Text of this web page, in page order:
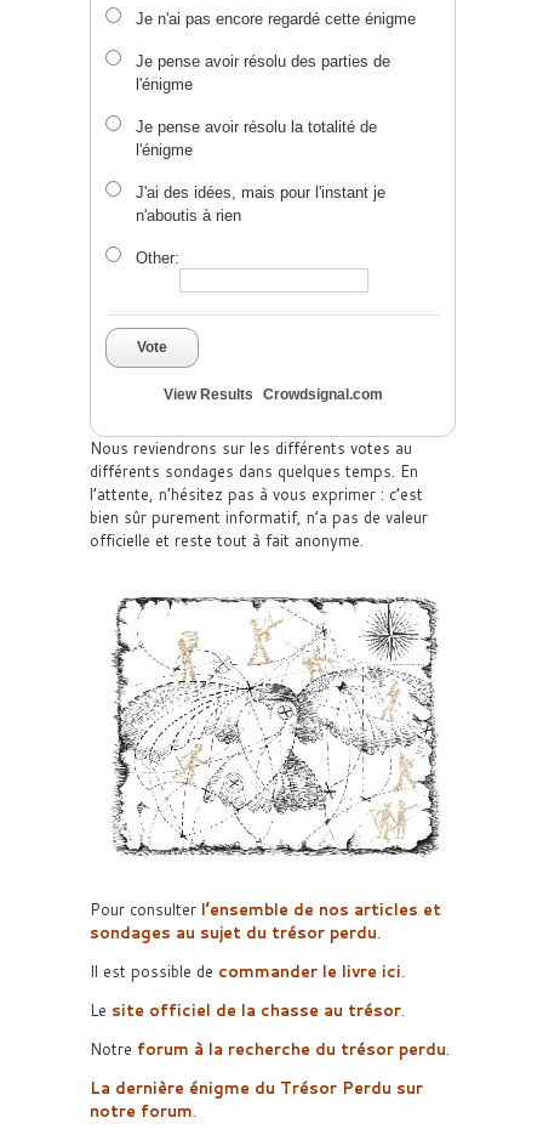
Je n'ai pas encore regardé cette énigme
Je pense avoir résolu des parties de
l'énigme
Je pense avoir résolu la totalité de
l'énigme
J'ai des idées, mais pour l'instant je
n'aboutis à rien
Other:
Vote
View Results Crowdsignal.com
Nous reviendrons sur les différents votes au
différents sondages dans quelques temps. En
l’attente, n’hésitez pas à vous exprimer : c’est
bien sûr purement informatif, n’a pas de valeur
officielle et reste tout à fait anonyme.
Pour consulter l’ensemble de nos articles et
sondages au sujet du trésor perdu.
Il est possible de commander le livre ici.
Le site officiel de la chasse au trésor.
Notre forum à la recherche du trésor perdu.
La dernière énigme du Trésor Perdu sur
notre forum.